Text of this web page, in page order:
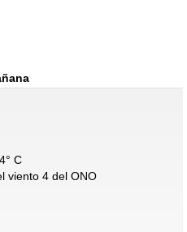
C
viento 4 del ONO